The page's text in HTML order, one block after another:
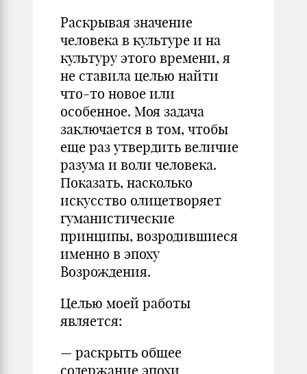
Раскрывая значение
человека в культуре и на
культуру этого времени, я
не ставила целью найти
что-то новое или
особенное. Моя задача
заключается в том, чтобы
еще раз утвердить величие
разума и воли человека.
Показать, насколько
искусство олицетворяет
гуманистические
принципы, возродившиеся
именно в эпоху
Возрождения.
Целью моей работы
является:
— раскрыть общее
содержание эпохи